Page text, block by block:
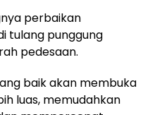
perbaikan
tulang punggung
pedesaan.
baik akan membuka
luas, memudahkan